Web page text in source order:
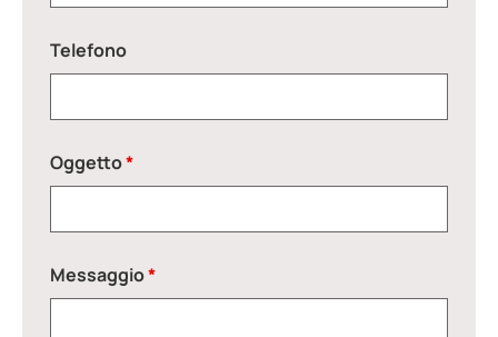
Telefono
Oggetto*
Messaggio*